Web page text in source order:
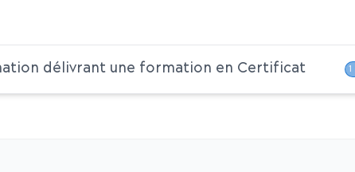
délivrant une formation en Certificat 1